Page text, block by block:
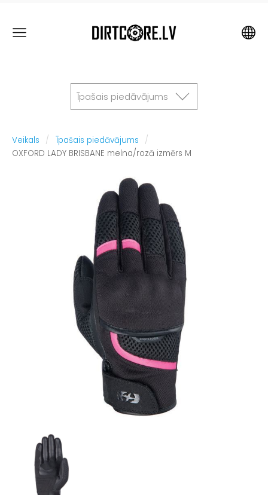
Īpašais piedāvājums
Veikals
Īpašais piedāvājums
OXFORD LADY BRISBANE melna/rozā izmērs M